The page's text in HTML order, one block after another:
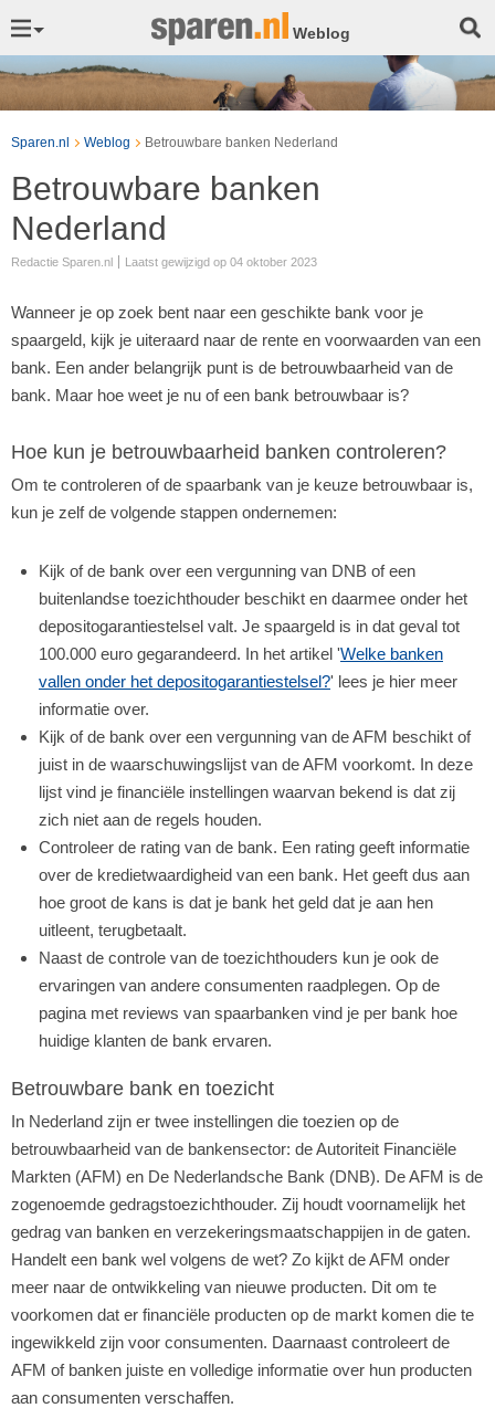
Weblog
Sparen.nl Weblog Betrouwbare banken Nederland
Betrouwbare banken
Nederland
Redactie Sparen.nl Laatst gewijzigd op 04 oktober 2023
Wanneer je op zoek bent naar een geschikte bank voor je
spaargeld, kijk je uiteraard naar de rente en voorwaarden van een
bank. Een ander belangrijk punt is de betrouwbaarheid van de
bank. Maar hoe weet je nu of een bank betrouwbaar is?
Hoe kun je betrouwbaarheid banken controleren?
Om te controleren of de spaarbank van je keuze betrouwbaar is,
kun je zelf de volgende stappen ondernemen:
Kijk of de bank over een vergunning van DNB of een
buitenlandse toezichthouder beschikt en daarmee onder het
depositogarantiestelsel valt. Je spaargeld is in dat geval tot
100.000 euro gegarandeerd. In het artikel 'Welke banken
vallen onder het depositogarantiestelsel?' lees je hier meer
informatie over.
Kijk of de bank over een vergunning van de AFM beschikt of
juist in de waarschuwingslijst van de AFM voorkomt. In deze
lijst vind je financiële instellingen waarvan bekend is dat zij
zich niet aan de regels houden.
Controleer de rating van de bank. Een rating geeft informatie
over de kredietwaardigheid van een bank. Het geeft dus aan
hoe groot de kans is dat je bank het geld dat je aan hen
uitleent, terugbetaalt.
Naast de controle van de toezichthouders kun je ook de
ervaringen van andere consumenten raadplegen. Op de
pagina met reviews van spaarbanken vind je per bank hoe
huidige klanten de bank ervaren.
Betrouwbare bank en toezicht
In Nederland zijn er twee instellingen die toezien op de
betrouwbaarheid van de bankensector: de Autoriteit Financiële
Markten (AFM) en De Nederlandsche Bank (DNB). De AFM is de
zogenoemde gedragstoezichthouder. Zij houdt voornamelijk het
gedrag van banken en verzekeringsmaatschappijen in de gaten.
Handelt een bank wel volgens de wet? Zo kijkt de AFM onder
meer naar de ontwikkeling van nieuwe producten. Dit om te
voorkomen dat er financiële producten op de markt komen die te
ingewikkeld zijn voor consumenten. Daarnaast controleert de
AFM of banken juiste en volledige informatie over hun producten
aan consumenten verschaffen.